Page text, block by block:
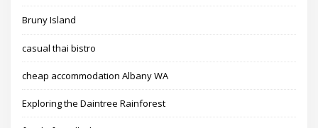
Bruny Island
casual thai bistro
cheap accommodation Albany WA
Exploring the Daintree Rainforest